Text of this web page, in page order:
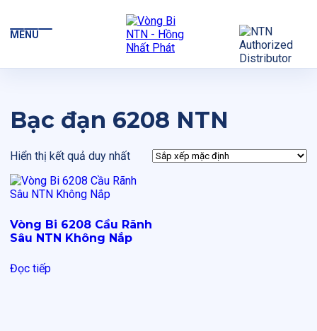
MENU
Bạc đạn 6208 NTN
Hiển thị kết quả duy nhất
Vòng Bi 6208 Cầu Rãnh
Sâu NTN Không Nắp
Đọc tiếp